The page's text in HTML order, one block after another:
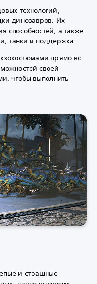
технологий,
динозавров. Их
способностей, а также
танки и поддержка.
прямо во
своей
чтобы выполнить
и страшные